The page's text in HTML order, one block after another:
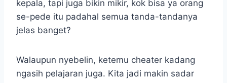
kepala, tapi juga bikin mikir, kok bisa ya orang
se-pede itu padahal semua tanda-tandanya
jelas banget?
Walaupun nyebelin, ketemu cheater kadang
ngasih pelajaran juga. Kita jadi makin sadar